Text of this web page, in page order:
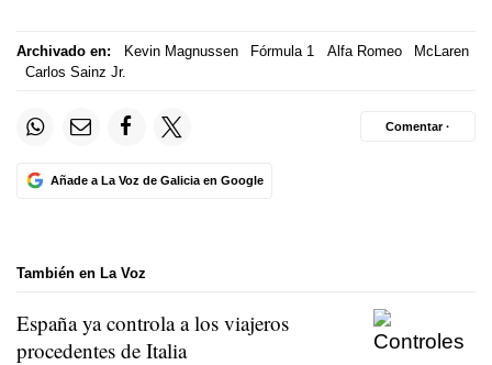
Archivado en: Kevin Magnussen Fórmula 1 Alfa Romeo
McLaren
Carlos Sainz Jr.
Añade a La Voz de Galicia en Google
Comentar ·
También en La Voz
España ya controla a los viajeros
procedentes de Italia